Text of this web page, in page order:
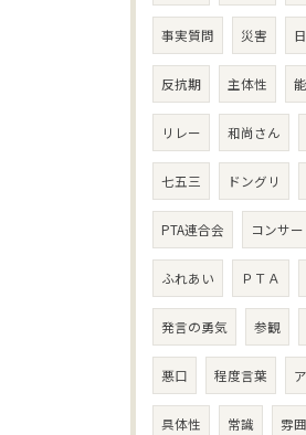
事実質問 災害
反抗期 主体性
リレー 和尚さん
七五三 ドングリ
PTA連合会 コンサー
ふれあい ＰＴＡ
発言の勇気 参観
悪口 程度言葉
具体性 常識 雰